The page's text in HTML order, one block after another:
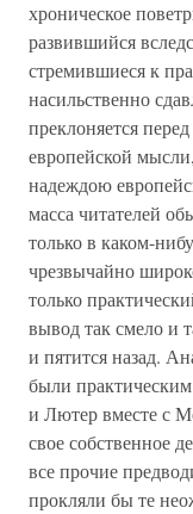
хроническое
развившийся
стремившиеся к
насильственно
преклоняется
европейской
надеждою
масса читателей
только в каком-
чрезвычайно
только
вывод так смело и
и пятится назад.
были
и Лютер вместе с
свое собственное
все прочие
прокляли бы те